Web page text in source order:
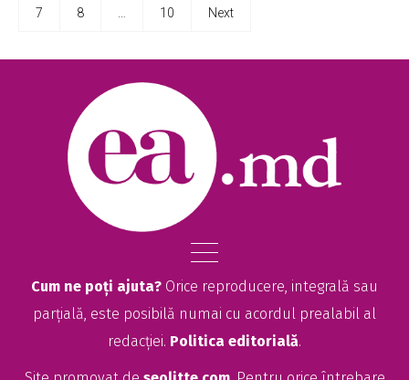
7 8 10 Next
Cum ne poți ajuta? Orice reproducere, integrală sau
parțială, este posibilă numai cu acordul prealabil al
redacției. Politica editorială.